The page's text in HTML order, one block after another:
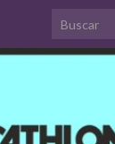
Search for: